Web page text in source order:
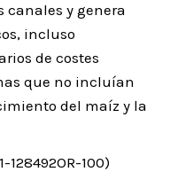
y genera
incluso
de costes
que no incluían
del maíz y la
128492OR-100)